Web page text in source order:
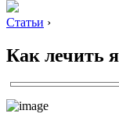
Статьи ›
Как лечить